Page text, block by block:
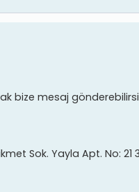
bize mesaj
Sok. Yayla Apt. No: 21